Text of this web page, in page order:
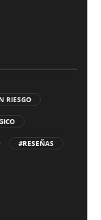
RIESGO
#RESEÑAS